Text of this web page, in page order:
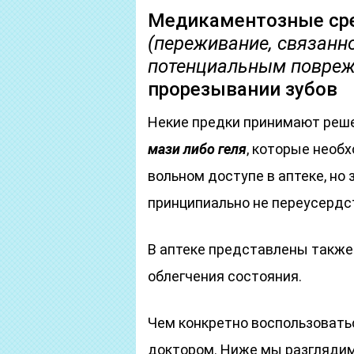
Медикаментозные
(переживание,
потенциальным
прорезывании зубов
Некие предки принимают
мази либо геля, которые
вольном доступе в аптеке,
принципиально не
В аптеке представлены
облегчения состояния.
Чем конкретно
доктором. Ниже мы